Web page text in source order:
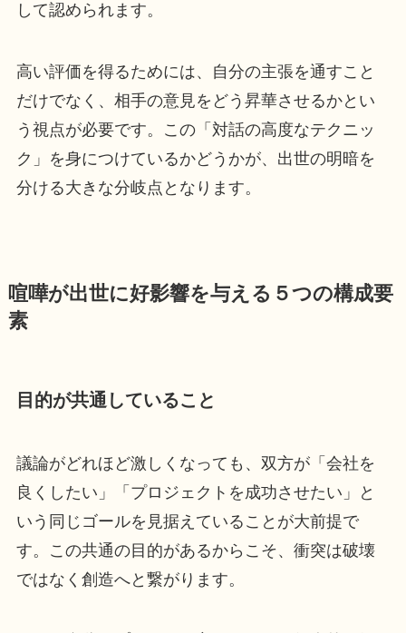
して認められます。
高い評価を得るためには、自分の主張を通すこと
だけでなく、相手の意見をどう昇華させるかとい
う視点が必要です。この「対話の高度なテクニッ
ク」を身につけているかどうかが、出世の明暗を
分ける大きな分岐点となります。
喧嘩が出世に好影響を与える５つの構成要
素
目的が共通していること
議論がどれほど激しくなっても、双方が「会社を
良くしたい」「プロジェクトを成功させたい」と
いう同じゴールを見据えていることが大前提で
す。この共通の目的があるからこそ、衝突は破壊
ではなく創造へと繋がります。